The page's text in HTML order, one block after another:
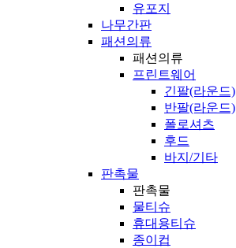
유포지
나무간판
패션의류
패션의류
프린트웨어
긴팔(라운드)
반팔(라운드)
폴로셔츠
후드
바지/기타
판촉물
판촉물
물티슈
휴대용티슈
종이컵